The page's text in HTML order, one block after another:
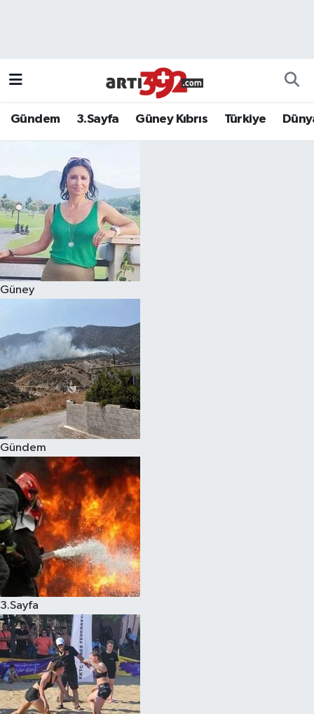
Gündem 3.Sayfa Güney Kıbrıs Türkiye
Güney
Gündem
3.Sayfa